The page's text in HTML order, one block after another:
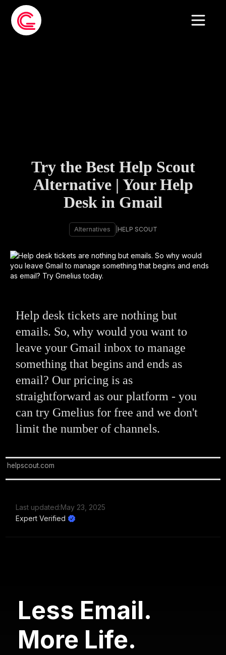
Try the Best Help Scout
Alternative | Your Help
Desk in Gmail
Alternatives HELP SCOUT
Help desk tickets are nothing but
emails. So, why would you want to
leave your Gmail inbox to manage
something that begins and ends as
email? Our pricing is as
straightforward as our platform - you
can try Gmelius for free and we don't
limit the number of channels.
helpscout.com
Last updated:May 23, 2025
Expert Verified
Less Email.
More Life.